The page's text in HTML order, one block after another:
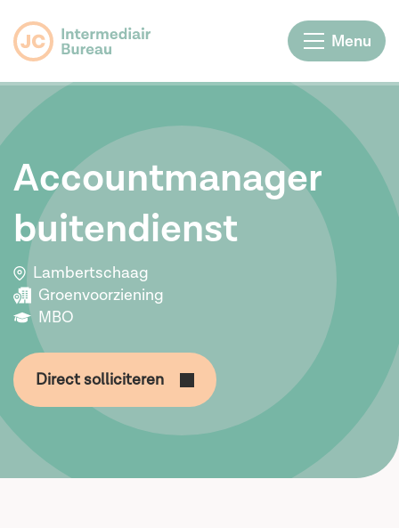
Menu
Accountmanager
buitendienst
Lambertschaag
Groenvoorziening
MBO
Direct solliciteren